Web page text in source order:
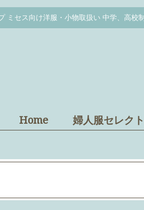
ミセス向け洋服・小物取扱い 中学、高校
Home 婦人服セレクト